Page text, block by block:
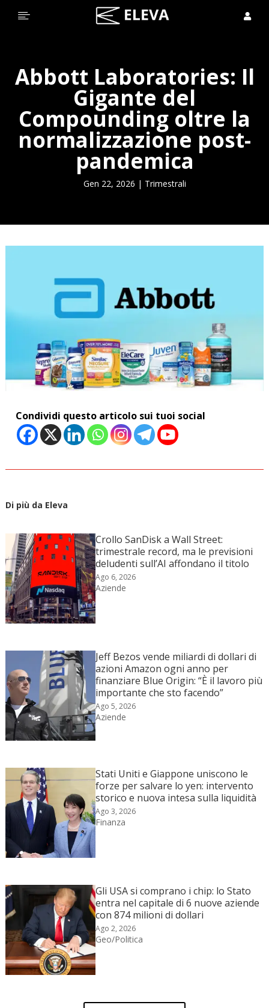
 
Abbott Laboratories: Il
Gigante del
Compounding oltre la
normalizzazione post-
pandemica
Gen 22, 2026 | Trimestrali
Condividi questo articolo sui tuoi social
Di più da Eleva
Crollo SanDisk a Wall Street:
trimestrale record, ma le previsioni
deludenti sull’AI affondano il titolo
Ago 6, 2026
Aziende
Jeff Bezos vende miliardi di dollari di
azioni Amazon ogni anno per
finanziare Blue Origin: “È il lavoro più
importante che sto facendo”
Ago 5, 2026
Aziende
Stati Uniti e Giappone uniscono le
forze per salvare lo yen: intervento
storico e nuova intesa sulla liquidità
Ago 3, 2026
Finanza
Gli USA si comprano i chip: lo Stato
entra nel capitale di 6 nuove aziende
con 874 milioni di dollari
Ago 2, 2026
Geo/Politica